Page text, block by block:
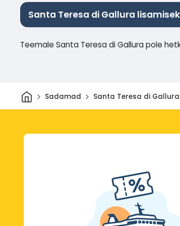
Santa Teresa di Gallura
Teemale Santa Teresa di Gallura pole
Avaleht
Sadamad Santa Teresa di Gallura